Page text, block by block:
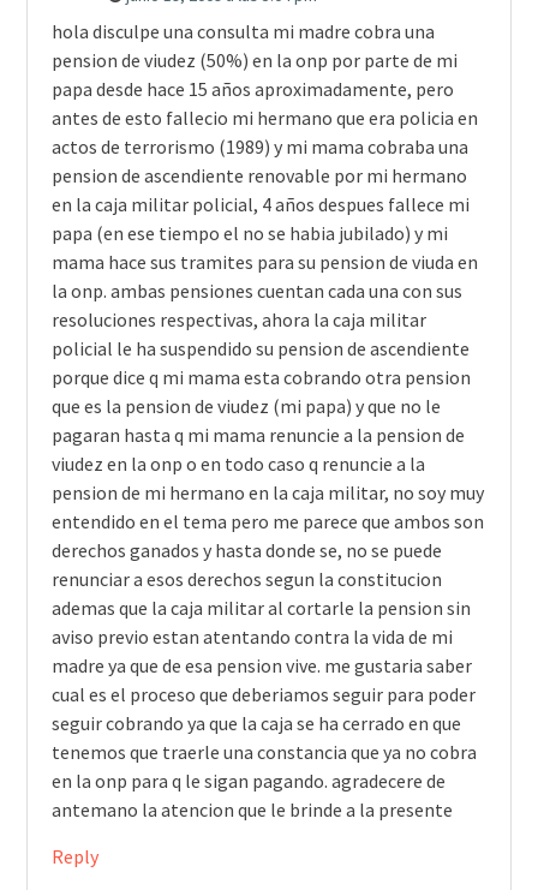
hola disculpe una consulta mi madre cobra una
pension de viudez (50%) en la onp por parte de mi
papa desde hace 15 años aproximadamente, pero
antes de esto fallecio mi hermano que era policia en
actos de terrorismo (1989) y mi mama cobraba una
pension de ascendiente renovable por mi hermano
en la caja militar policial, 4 años despues fallece mi
papa (en ese tiempo el no se habia jubilado) y mi
mama hace sus tramites para su pension de viuda en
la onp. ambas pensiones cuentan cada una con sus
resoluciones respectivas, ahora la caja militar
policial le ha suspendido su pension de ascendiente
porque dice q mi mama esta cobrando otra pension
que es la pension de viudez (mi papa) y que no le
pagaran hasta q mi mama renuncie a la pension de
viudez en la onp o en todo caso q renuncie a la
pension de mi hermano en la caja militar, no soy muy
entendido en el tema pero me parece que ambos son
derechos ganados y hasta donde se, no se puede
renunciar a esos derechos segun la constitucion
ademas que la caja militar al cortarle la pension sin
aviso previo estan atentando contra la vida de mi
madre ya que de esa pension vive. me gustaria saber
cual es el proceso que deberiamos seguir para poder
seguir cobrando ya que la caja se ha cerrado en que
tenemos que traerle una constancia que ya no cobra
en la onp para q le sigan pagando. agradecere de
antemano la atencion que le brinde a la presente
Reply